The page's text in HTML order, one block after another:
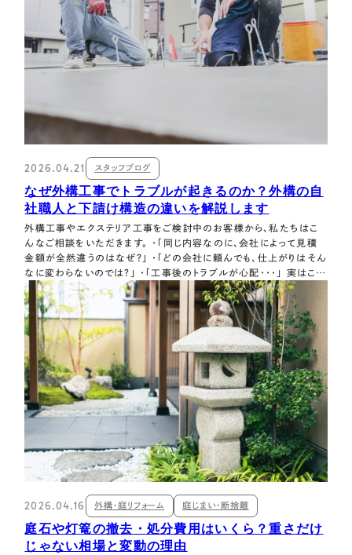
2026.04.21 スタッフブログ
なぜ外構工事でトラブルが起きるのか？外構の自
社職人と下請け構造の違いを解説します
外構工事やエクステリア工事をご検討中のお客様から、私たちはこ
んなご相談をいただきます。 ・「同じ内容なのに、会社によって見積
金額が全然違うのはなぜ？」 ・「どの会社に頼んでも、仕上がりはそん
なに変わらないのでは？」 ・「工事後のトラブルが心配・・・」 実はこれ
らの疑問の多くは、エクステリア業界特有の施工体制の違いを知るこ
とにあります。 今回は、自社職人施工と下請け・孫請け施工の違いに
ついて、業…
2026.04.16 外構・庭リフォーム 庭じまい・断捨離
庭石や灯篭の撤去・処分費用はいくら？重さだけ
じゃない相場と変動の理由